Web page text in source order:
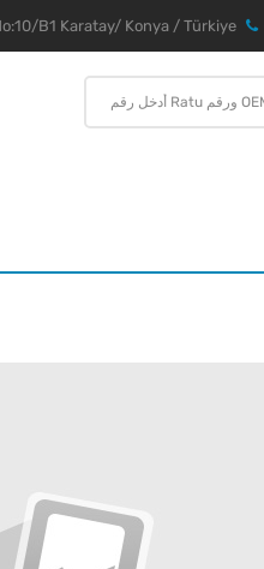
B1 Karatay/ Konya / Türkiye